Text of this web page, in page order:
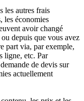
les autres frais
les économies
avoir changé
depuis que vous avez
part via, par exemple,
ligne, etc. Par
de devis sur
actuellement